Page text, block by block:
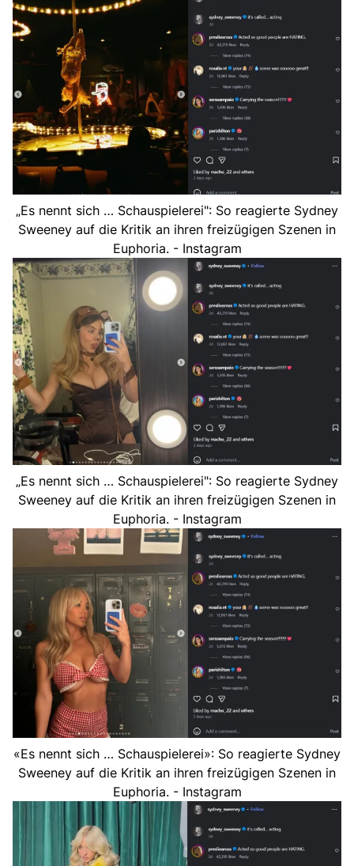
„Es nennt sich … Schauspielerei": So reagierte Sydney
Sweeney auf die Kritik an ihren freizügigen Szenen in
Euphoria. - Instagram
„Es nennt sich … Schauspielerei": So reagierte Sydney
Sweeney auf die Kritik an ihren freizügigen Szenen in
Euphoria. - Instagram
«Es nennt sich … Schauspielerei»: So reagierte Sydney
Sweeney auf die Kritik an ihren freizügigen Szenen in
Euphoria. - Instagram